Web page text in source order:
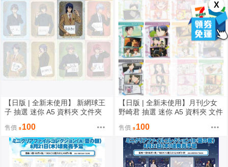
X
【日版 | 全新未使用】 新網球王
子 抽選 迷你 A5 資料夾 文件夾
售價 100
【日版 | 全新未使用】月刊少女
野崎君 抽選 迷你 A5 資料夾 文件
售價 100